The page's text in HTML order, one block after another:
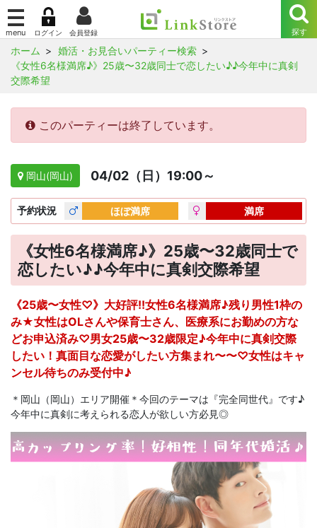
ホーム
婚活・お見合いパーティー検索
《女性6名様満席♪》25歳〜32歳同士で恋したい♪♪今年中に真剣
交際希望
このパーティーは終了しています。
岡山(岡山) 04/02（日）19:00～
予約状況 ほぼ満席 満席
《女性6名様満席♪》25歳〜32歳同士で
恋したい♪♪今年中に真剣交際希望
《25歳〜女性♡》大好評!!女性6名様満席♪残り男性1枠の
み★女性はOLさんや保育士さん、医療系にお勤めの方な
どお申込済み♡男女25歳〜32歳限定♪今年中に真剣交際
したい！真面目な恋愛がしたい方集まれ〜〜♡女性はキャ
ンセル待ちのみ受付中♪
＊岡山（岡山）エリア開催＊今回のテーマは『完全同世代』です♪
今年中に真剣に考えられる恋人が欲しい方必見◎